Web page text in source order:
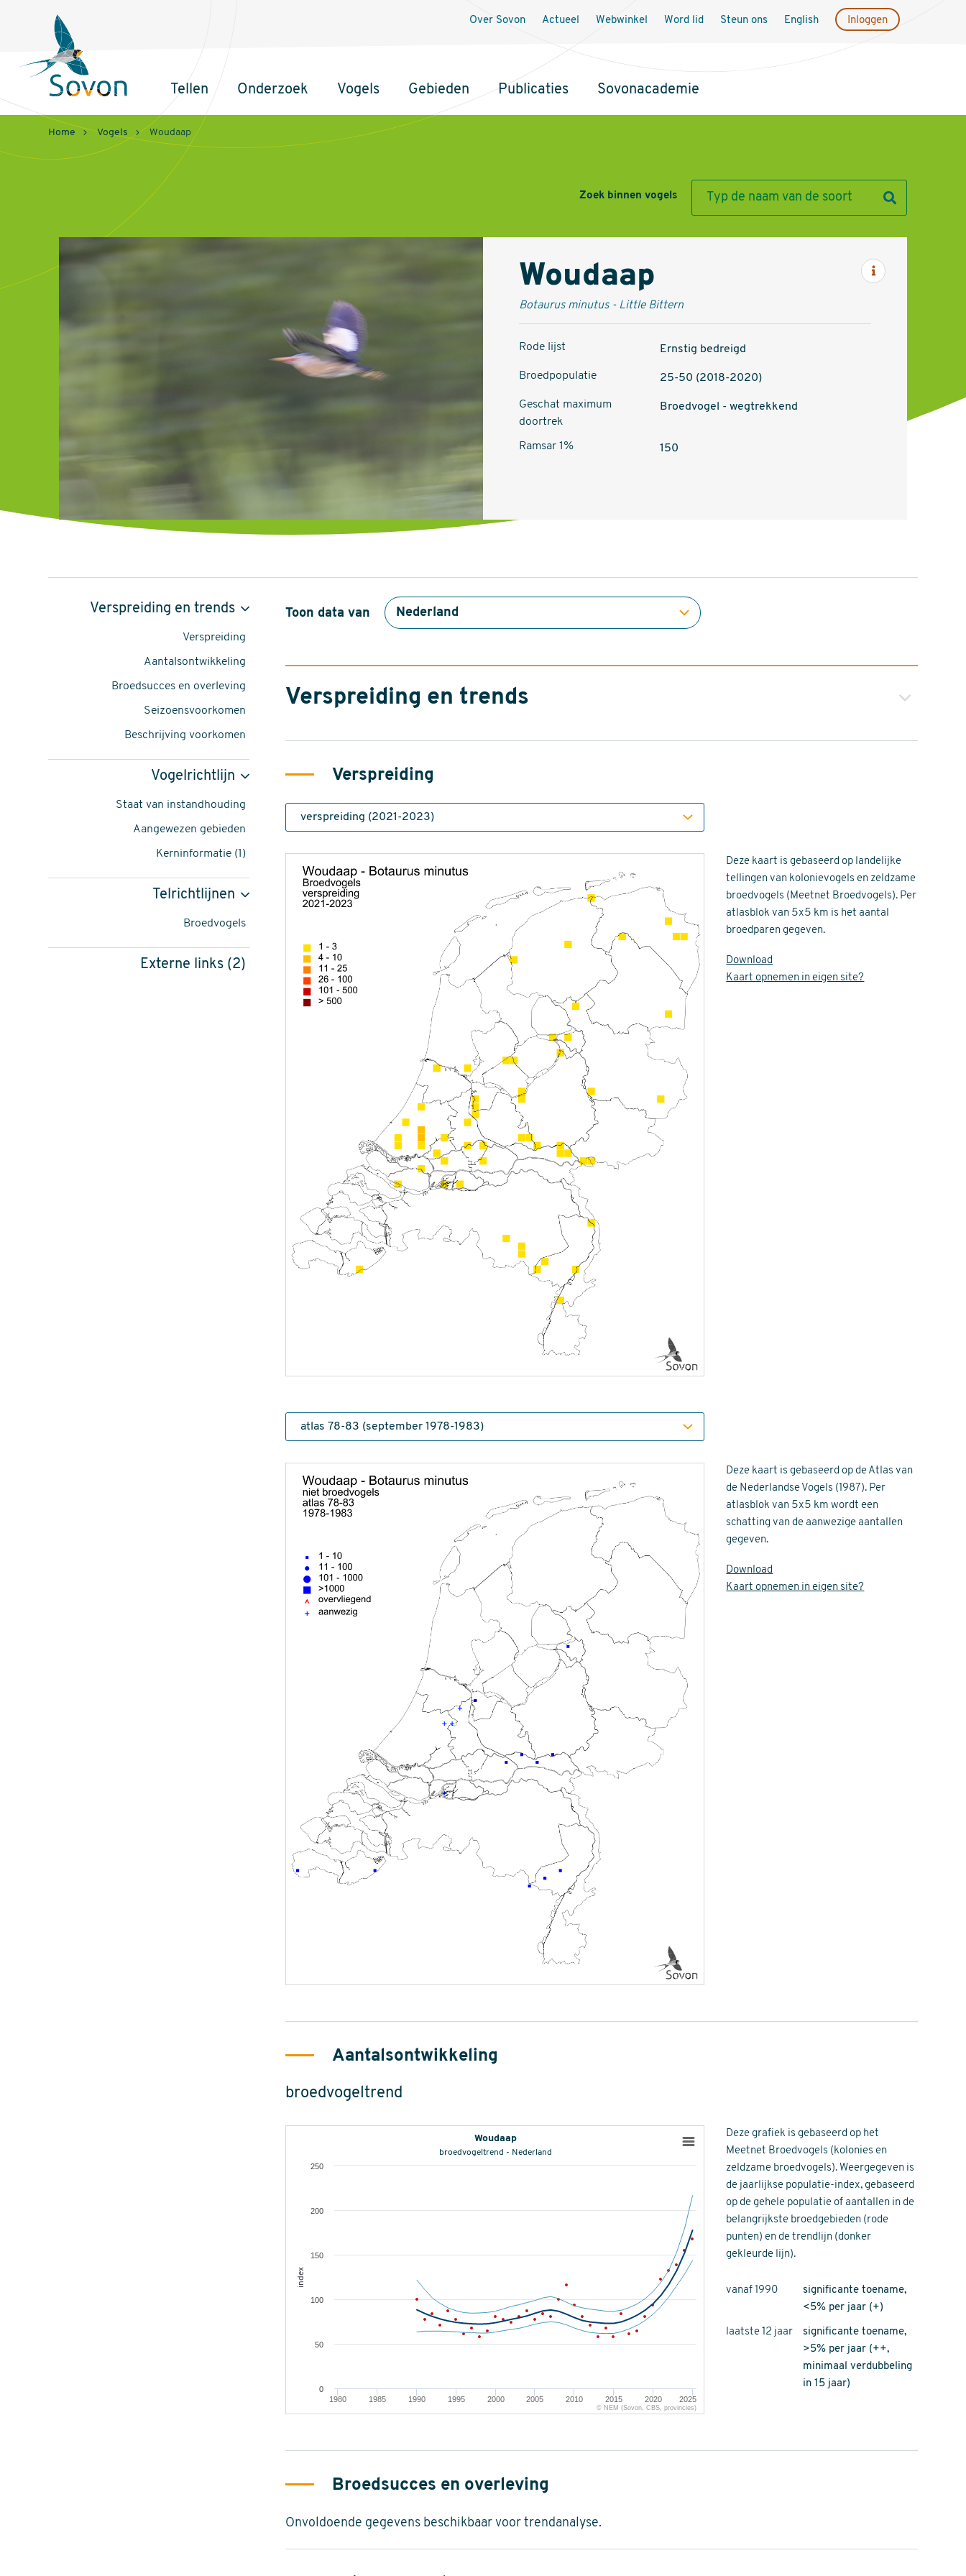
Hoofdnavigatie
Tellen Onderzoek Vogels Gebieden Publicaties Sovonacademie
Secundaire
Over Sovon Actueel Webwinkel Word lid Steun ons English Inloggen
Home Vogels Woudaap
Zoek binnen vogels
Woudaap
Botaurus minutus - Little Bittern
Rode lijst Ernstig bedreigd
Broedpopulatie 25-50 (2018-2020)
Geschat maximum
doortrek
Broedvogel - wegtrekkend
Ramsar 1% 150
Informatie
Woudaap,
van
Verspreiding en trends
Verspreiding
Aantalsontwikkeling
Broedsucces en overleving
Seizoensvoorkomen
Beschrijving voorkomen
Vogelrichtlijn
Staat van instandhouding
Aangewezen gebieden
Kerninformatie (1)
Telrichtlijnen
Broedvogels
Externe links (2)
Toon data van
Verspreiding en trends
Verspreiding
Deze kaart is gebaseerd op landelijke
tellingen van kolonievogels en zeldzame
broedvogels (Meetnet Broedvogels). Per
atlasblok van 5x5 km is het aantal
broedparen gegeven.
Download
Kaart opnemen in eigen site?
Deze kaart is gebaseerd op de Atlas van
de Nederlandse Vogels (1987). Per
atlasblok van 5x5 km wordt een
schatting van de aanwezige aantallen
gegeven.
Download
Kaart opnemen in eigen site?
Aantalsontwikkeling
broedvogeltrend
index
Woudaap
broedvogeltrend - Nederland
1980 1985 1990 1995 2000 2005 2010 2015 2020 2025
0
50
100
150
200
250
© NEM (Sovon, CBS, provincies)
Deze grafiek is gebaseerd op het
Meetnet Broedvogels (kolonies en
zeldzame broedvogels). Weergegeven is
de jaarlijkse populatie-index, gebaseerd
op de gehele populatie of aantallen in de
belangrijkste broedgebieden (rode
punten) en de trendlijn (donker
gekleurde lijn).
vanaf 1990
significante toename,
<5% per jaar (+)
laatste 12 jaar
significante toename,
>5% per jaar (++,
minimaal verdubbeling
in 15 jaar)
Broedsucces en overleving
Onvoldoende gegevens beschikbaar voor trendanalyse.